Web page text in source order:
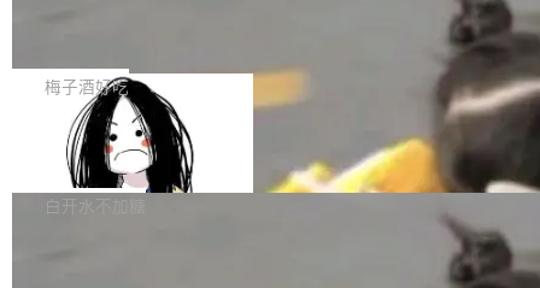
提交的编辑请求也长期处于待处理状态。 Groki
pedia 于去年底上线，定位为由人工智能生成内
容的百科平台，被马斯克视为传统众包百科网站
维基百科的替代方案。Lawfare 调查发现，无论
热门页面还是低关注度页面，均未出现近期更
是这样的：配 MessageSource 的 Bean、写 R
eloadableResourceBundleMessageSource、
声明 LocaleResolver、注册 LocaleChangeInt
erceptor…五六步之后才能看到第一行翻译文
本。 Solon 换了个方式。整个 i18n 模块围绕三
梅子酒好吃
Apache Doris 4.1 全面增强 Iceberg：
支持 UPDATE、MERGE INTO 与 Iceb
erg V3
Apache Doris 4.1 要补齐的，正是缺失的那一
半。在已有查询能力的基础上，Doris 进一步支
白开水不加糖